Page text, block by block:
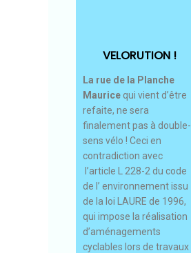
VELORUTION !
La rue de la Planche
Maurice qui vient d’être
refaite, ne sera
finalement pas à double-
sens vélo ! Ceci en
contradiction avec
l’article L 228-2 du code
de l’ environnement issu
de la loi LAURE de 1996,
qui impose la réalisation
d’aménagements
cyclables lors de travaux